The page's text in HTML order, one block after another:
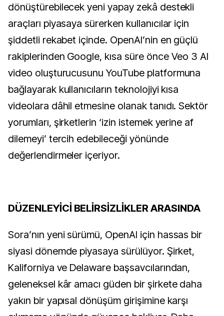
dönüştürebilecek yeni yapay zekâ destekli
araçları piyasaya sürerken kullanıcılar için
şiddetli rekabet içinde. OpenAI’nin en güçlü
rakiplerinden Google, kısa süre önce Veo 3 AI
video oluşturucusunu YouTube platformuna
bağlayarak kullanıcıların teknolojiyi kısa
videolara dâhil etmesine olanak tanıdı. Sektör
yorumları, şirketlerin ‘izin istemek yerine af
dilemeyi’ tercih edebileceği yönünde
değerlendirmeler içeriyor.
DÜZENLEYİCİ BELİRSİZLİKLER ARASINDA
Sora’nın yeni sürümü, OpenAI için hassas bir
siyasi dönemde piyasaya sürülüyor. Şirket,
Kaliforniya ve Delaware başsavcılarından,
geleneksel kâr amacı güden bir şirkete daha
yakın bir yapısal dönüşüm girişimine karşı